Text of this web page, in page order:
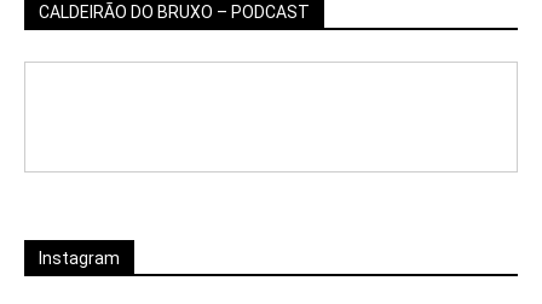
CALDEIRÃO DO BRUXO – PODCAST
Instagram